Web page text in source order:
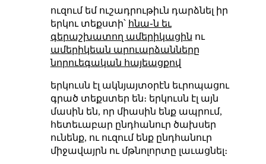
ուզում եմ ուշադրութիւն դարձնել իր
երկու տեքստի՝ հնա֊ն եւ
գերաշխատող ամերիկացին ու
ամերիկեան արուարձանները
նորուեգական հայեացքով
երկուսն էլ ակնյայտօրէն եւրոպացու
գրած տեքստեր են։ երկուսն էլ այն
մասին են, որ միասին ենք ապրում,
հետեւաբար ընդհանուր ծախսեր
ունենք, ու ուզում ենք ընդհանուր
միջավայրն ու մթնոլորտը լաւացնել։